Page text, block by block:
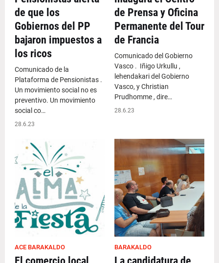
de que los
Gobiernos del PP
bajaron impuestos a
los ricos
Comunicado de la
Plataforma de Pensionistas .
Un movimiento social no es
preventivo. Un movimiento
social co…
28.6.23
de Prensa y Oficina
Permanente del Tour
de Francia
Comunicado del Gobierno
Vasco . Iñigo Urkullu ,
lehendakari del Gobierno
Vasco, y Christian
Prudhomme , dire…
28.6.23
ACE BARAKALDO BARAKALDO